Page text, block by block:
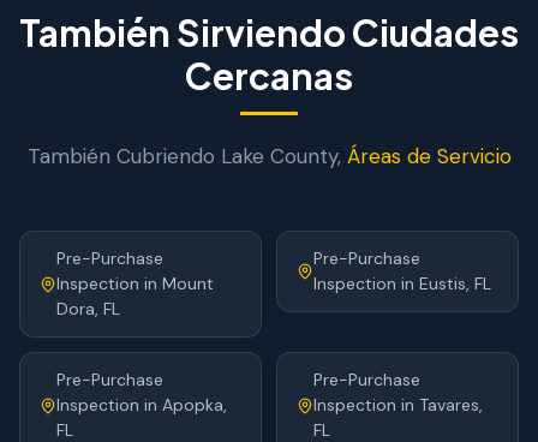
También Sirviendo Ciudades
Cercanas
También Cubriendo Lake County, Áreas de Servicio
Pre-Purchase
Inspection in Mount
Dora, FL
Pre-Purchase
Inspection in Eustis, FL
Pre-Purchase
Inspection in Apopka,
FL
Pre-Purchase
Inspection in Tavares,
FL